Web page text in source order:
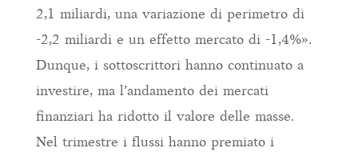
2,1 miliardi, una variazione di perimetro di
-2,2 miliardi e un effetto mercato di -1,4%».
Dunque, i sottoscrittori hanno continuato a
investire, ma l’andamento dei mercati
finanziari ha ridotto il valore delle masse.
Nel trimestre i flussi hanno premiato i